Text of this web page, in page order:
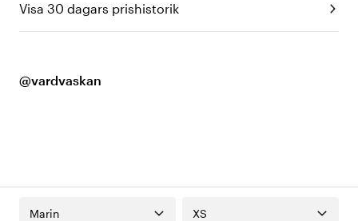
Visa 30 dagars prishistorik
@vardvaskan
Marin XS